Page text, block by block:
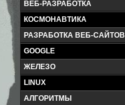
ВЕБ-РАЗРАБОТКА
КОСМОНАВТИКА
РАЗРАБОТКА ВЕБ-САЙТОВ
GOOGLE
ЖЕЛЕЗО
LINUX
АЛГОРИТМЫ